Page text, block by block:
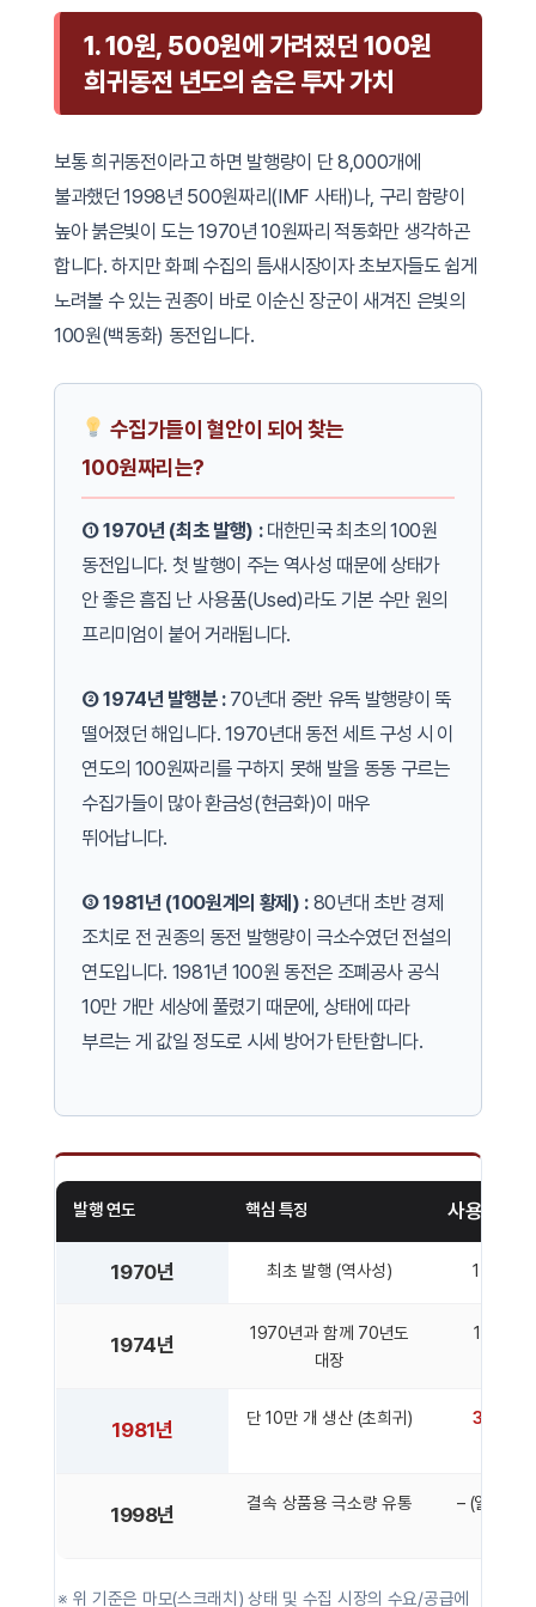
1. 10원, 500원에 가려졌던 100원
희귀동전 년도의 숨은 투자 가치
보통 희귀동전이라고 하면 발행량이 단 8,000개에
불과했던 1998년 500원짜리(IMF 사태)나, 구리 함량이
높아 붉은빛이 도는 1970년 10원짜리 적동화만 생각하곤
합니다. 하지만 화폐 수집의 틈새시장이자 초보자들도 쉽게
노려볼 수 있는 권종이 바로 이순신 장군이 새겨진 은빛의
100원(백동화) 동전입니다.
수집가들이 혈안이 되어 찾는
100원짜리는?
① 1970년 (최초 발행) :대한민국 최초의 100원
동전입니다. 첫 발행이 주는 역사성 때문에 상태가
안 좋은 흠집 난 사용품(Used)라도 기본 수만 원의
프리미엄이 붙어 거래됩니다.
② 1974년 발행분 :70년대 중반 유독 발행량이 뚝
떨어졌던 해입니다. 1970년대 동전 세트 구성 시 이
연도의 100원짜리를 구하지 못해 발을 동동 구르는
수집가들이 많아 환금성(현금화)이 매우
뛰어납니다.
③ 1981년 (100원계의 황제) : 80년대 초반 경제
조치로 전 권종의 동전 발행량이 극소수였던 전설의
연도입니다. 1981년 100원 동전은 조폐공사 공식
10만 개만 세상에 풀렸기 때문에, 상태에 따라
부르는 게 값일 정도로 시세 방어가 탄탄합니다.
발행 연도 핵심 특징 사용제 예
1970년 최초 발행 (역사성) 1만 ~ 3
1974년
1970년과 함께 70년도
대장
1만 ~ 2
1981년
단 10만 개 생산 (초희귀) 3만 ~ 7
1998년
결속 상품용 극소량 유통
– (일반 유
※ 위 기준은 마모(스크래치) 상태 및 수집 시장의 수요/공급에